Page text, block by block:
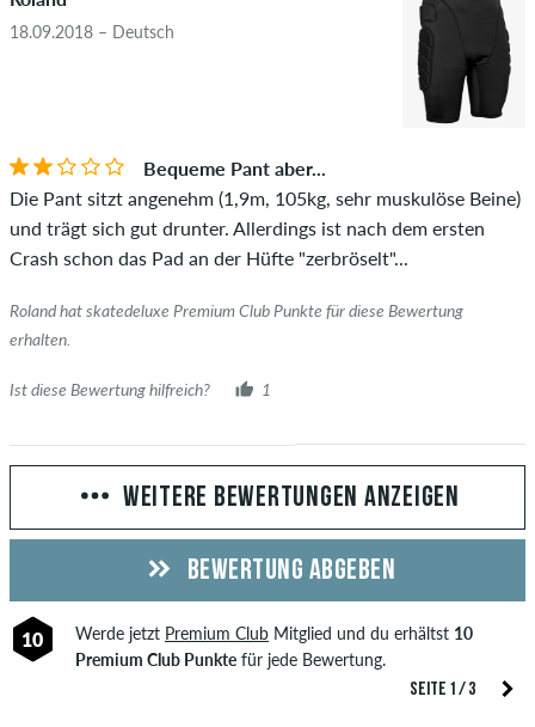
18.09.2018 – Deutsch
Bequeme Pant aber...
Die Pant sitzt angenehm (1,9m, 105kg, sehr muskulöse Beine)
und trägt sich gut drunter. Allerdings ist nach dem ersten
Crash schon das Pad an der Hüfte "zerbröselt"...
Roland hat skatedeluxe Premium Club Punkte für diese Bewertung
erhalten.
Ist diese Bewertung hilfreich? 1
SEITE 1 / 3
WEITERE BEWERTUNGEN ANZEIGEN
BEWERTUNG ABGEBEN
10 Werde jetzt Premium ClubMitglied und du erhältst 10
Premium Club Punktefür jede Bewertung.